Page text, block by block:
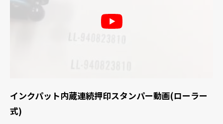
インクパット内蔵連続押印スタンパー動画(ローラー
式)